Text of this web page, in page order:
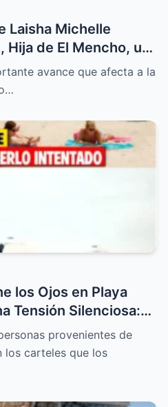
Laisha Michelle
Hija de El Mencho, un
Luz y Desata Nuevas
Realmente se
avance que afecta a la
los Ojos en Playa
Tensión Silenciosa:
Arena en México
Respuesta
un País
provenientes de
los carteles que los